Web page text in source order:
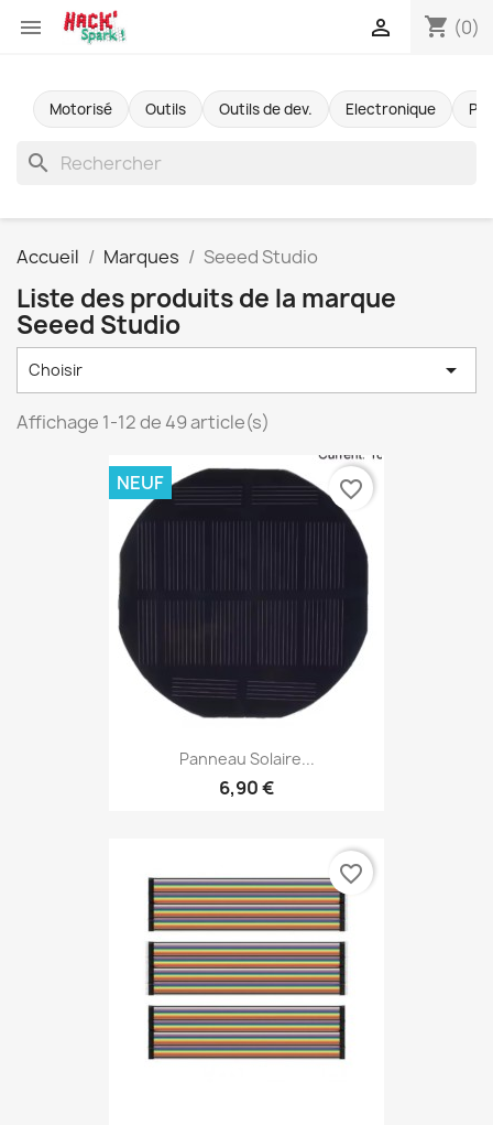
 shopping_cart (0)

Motorisé Outils Outils de dev. Electronique
search
Accueil Marques Seeed Studio
Liste des produits de la marque
Seeed Studio
Choisir 
Affichage 1-12 de 49 article(s)
Panneau Solaire...
6,90 €
NEUF favorite_border
favorite_border